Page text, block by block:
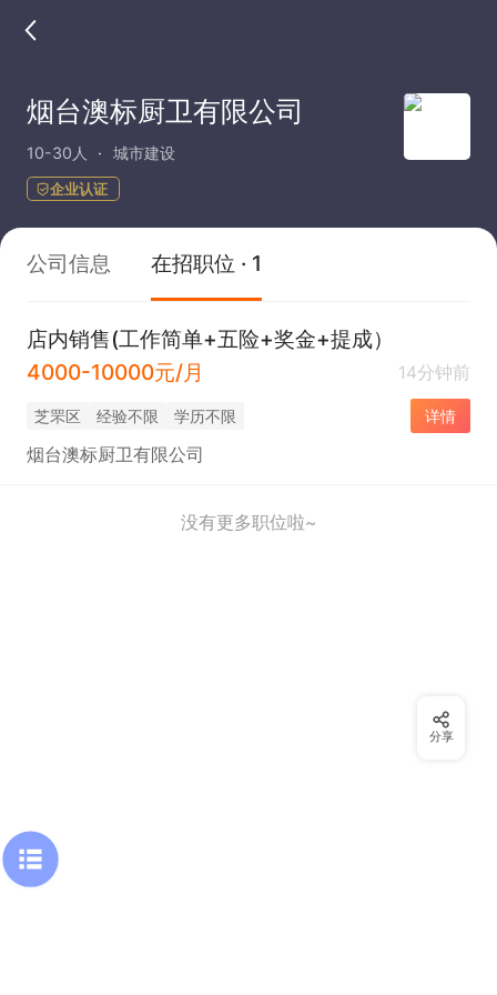
烟台澳标厨卫有限公司
10-30人 城市建设
企业认证
公司信息 在招职位 · 1
店内销售(工作简单+五险+奖金+提成）
4000-10000元/月
14分钟前
芝罘区 经验不限 学历不限 详情
烟台澳标厨卫有限公司
没有更多职位啦~
分享